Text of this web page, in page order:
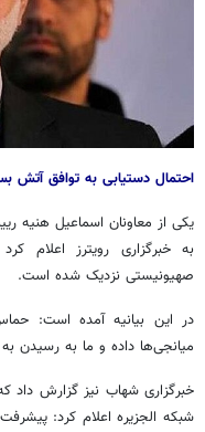
احتمال دستیابی به توافق آتش
یکی از معاونان اسماعیل هنیه
به خبرگزاری رویترز
صهیونیستی نزدیک شده است.
در این بیانیه آمده است:
میانجی‌ها داده و ما به رسیدن
خبرگزاری شهاب نیز گزارش داد
شبکه الجزیره اعلام کرد: